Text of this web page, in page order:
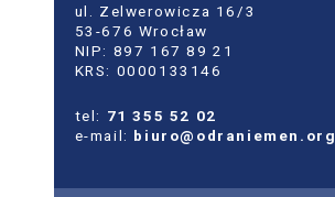
ul. Zelwerowicza 16/3
53-676 Wrocław
NIP: 897 167 89 21
KRS: 0000133146
tel: 71 355 52 02
e-mail: biuro@odraniemen.org